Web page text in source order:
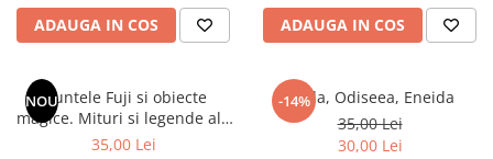
Minte Corp
New Illuminati Files
Numerologie
Paranormal
Parapsihologie
ADAUGA IN COS ADAUGA IN COS
NOUMuntele Fuji si obiecte
magice. Mituri si legende ale
Japoniei
35,00 Lei
-14%
Iliada, Odiseea, Eneida
35,00 Lei
30,00 Lei